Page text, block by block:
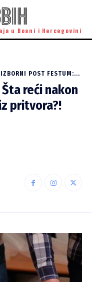
u Bosni i Hercegovini
IZBORNI POST FESTUM:...
Šta reći nakon
pritvora?!